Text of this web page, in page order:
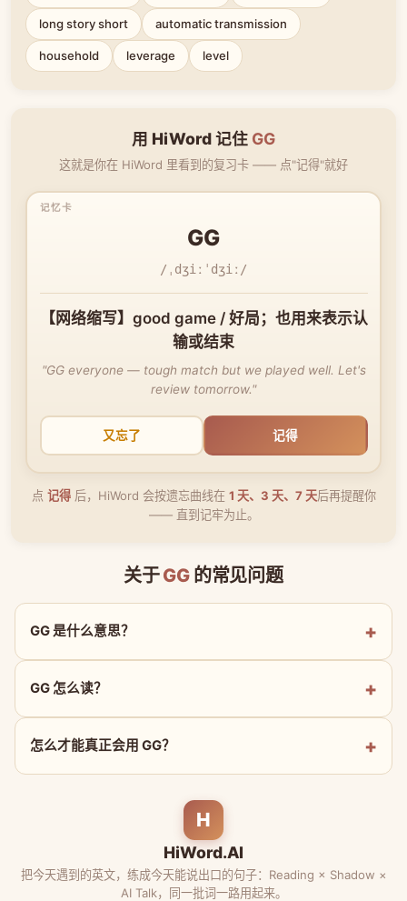
long story short automatic transmission
household leverage level
用 HiWord 记住 GG
这就是你在 HiWord 里看到的复习卡 —— 点"记得"就好
GG
/ˌdʒiːˈdʒiː/
【网络缩写】good game / 好局；也用来表示认
输或结束
"GG everyone — tough match but we played well. Let's
review tomorrow."
又忘了 记得
点 记得后，HiWord 会按遗忘曲线在 1 天、3 天、7 天后再提醒你
—— 直到记牢为止。
关于GG 的常见问题
GG 是什么意思？
GG 怎么读？
怎么才能真正会用 GG？
H
HiWord.AI
把今天遇到的英文，练成今天能说出口的句子：Reading × Shadow ×
AI Talk，同一批词一路用起来。